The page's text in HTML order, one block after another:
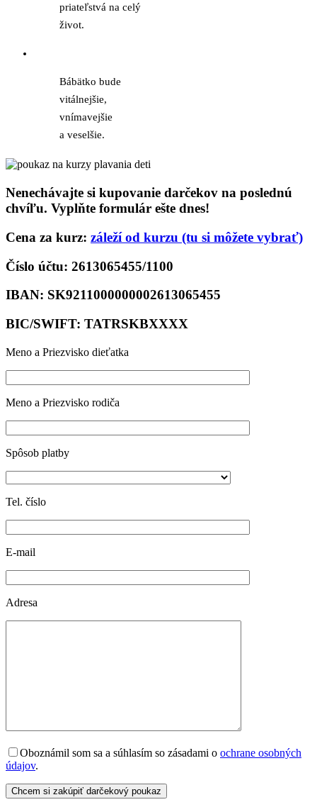
priateľstvá na celý
život.
Bábätko bude
vitálnejšie,
vnímavejšie
a veselšie.
Nenechávajte si kupovanie darčekov na poslednú
chvíľu. Vyplňte formulár ešte dnes!
Cena za kurz: záleží od kurzu (tu si môžete vybrať)
Číslo účtu: 2613065455/1100
IBAN: SK9211000000002613065455
BIC/SWIFT: TATRSKBXXXX
Meno a Priezvisko dieťatka
Meno a Priezvisko rodiča
Spôsob platby
Tel. číslo
E-mail
Adresa
Oboznámil som sa a súhlasím so zásadami o ochrane osobných
údajov.